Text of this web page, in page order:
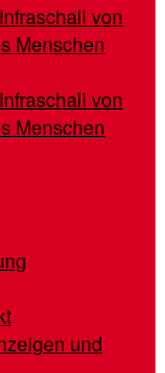
von
Menschen
von
Menschen
und